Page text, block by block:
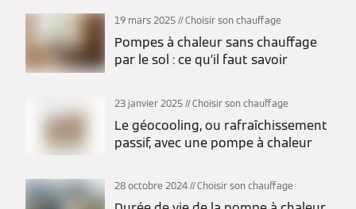
19 mars 2025 Choisir son chauffage
Pompes à chaleur sans chauffage
par le sol : ce qu’il faut savoir
23 janvier 2025 Choisir son chauffage
Le géocooling, ou rafraîchissement
passif, avec une pompe à chaleur
28 octobre 2024 Choisir son chauffage